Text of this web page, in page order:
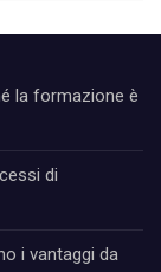
la formazione è
di
i vantaggi da